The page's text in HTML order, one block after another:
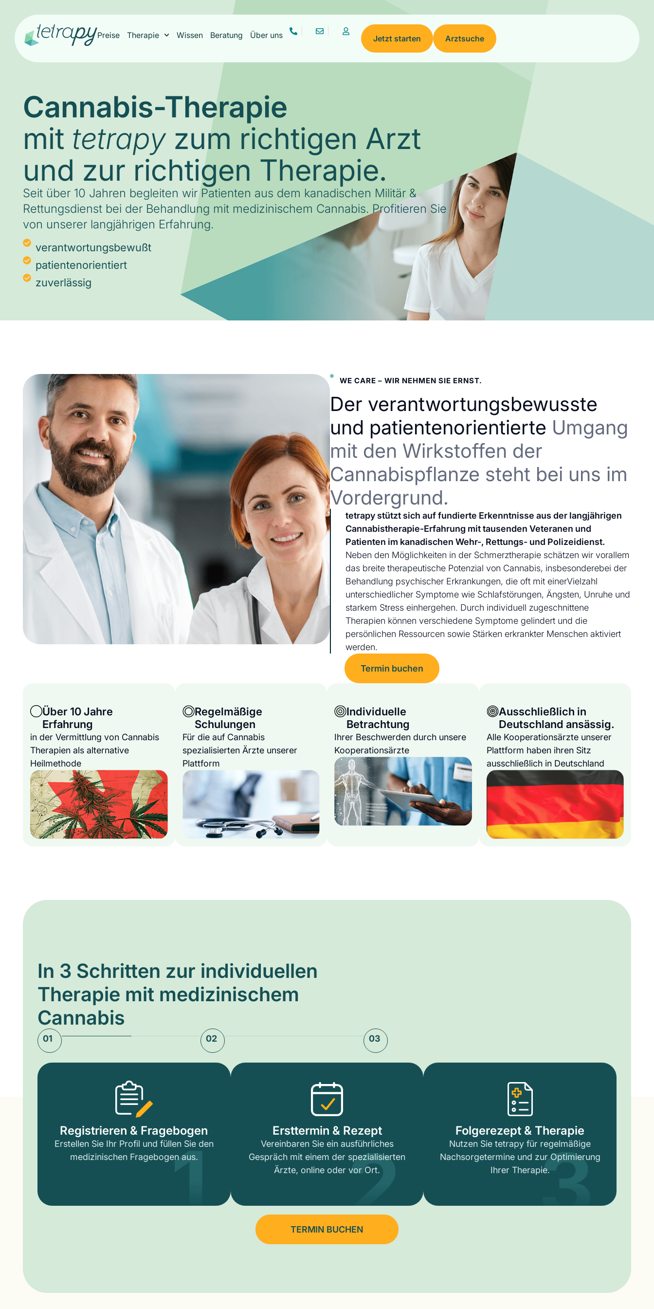
Preise Therapie Wissen Beratung Über uns Jetzt starten Arztsuche
Cannabis-Therapie
mit tetrapyzum richtigen Arzt
und zur richtigen Therapie.
Seit über 10 Jahren begleiten wir Patienten aus dem kanadischen Militär &
Rettungsdienst bei der Behandlung mit medizinischem Cannabis. Profitieren Sie
von unserer langjährigen Erfahrung.
verantwortungsbewußt
patientenorientiert
zuverlässig
WE CARE – WIR NEHMEN SIE ERNST.
Der verantwortungsbewusste
und patientenorientierte Umgang
mit den Wirkstoffen der
Cannabispflanze steht bei uns im
Vordergrund.
tetrapy stützt sich auf fundierte Erkenntnisse aus der langjährigen
Cannabistherapie-Erfahrung mit tausenden Veteranen und
Patienten im kanadischen Wehr-, Rettungs- und Polizeidienst.
Neben den Möglichkeiten in der Schmerztherapie schätzen wir vorallem
das breite therapeutische Potenzial von Cannabis, insbesonderebei der
Behandlung psychischer Erkrankungen, die oft mit einerVielzahl
unterschiedlicher Symptome wie Schlafstörungen, Ängsten, Unruhe und
starkem Stress einhergehen. Durch individuell zugeschnittene
Therapien können verschiedene Symptome gelindert und die
persönlichen Ressourcen sowie Stärken erkrankter Menschen aktiviert
werden.
Termin buchen
Über 10 Jahre
Erfahrung
in der Vermittlung von Cannabis
Therapien als alternative
Heilmethode
Regelmäßige
Schulungen
Für die auf Cannabis
spezialisierten Ärzte unserer
Plattform
Individuelle
Betrachtung
Ihrer Beschwerden durch unsere
Kooperationsärzte
Ausschließlich in
Deutschland ansässig.
Alle Kooperationsärzte unserer
Plattform haben ihren Sitz
ausschließlich in Deutschland
In 3 Schritten zur individuellen
Therapie mit medizinischem
Cannabis
01 02 03
Registrieren & Fragebogen
Erstellen Sie Ihr Profil und füllen Sie den
medizinischen Fragebogen aus.
1 Ersttermin & Rezept
Vereinbaren Sie ein ausführliches
Gespräch mit einem der spezialisierten
Ärzte, online oder vor Ort.
2 Folgerezept & Therapie
Nutzen Sie tetrapy für regelmäßige
Nachsorgetermine und zur Optimierung
Ihrer Therapie.3
TERMIN BUCHEN